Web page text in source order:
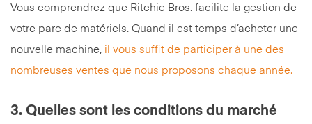
Vous comprendrez que Ritchie Bros. facilite la gestion de
votre parc de matériels. Quand il est temps d’acheter une
nouvelle machine, il vous suffit de participer à une des
nombreuses ventes que nous proposons chaque année.
3. Quelles sont les conditions du marché